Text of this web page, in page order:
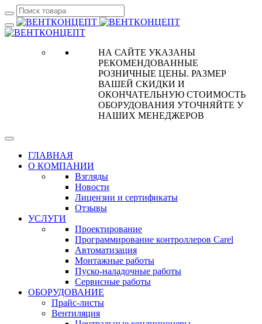
НА САЙТЕ УКАЗАНЫ
РЕКОМЕНДОВАННЫЕ
РОЗНИЧНЫЕ ЦЕНЫ. РАЗМЕР
ВАШЕЙ СКИДКИ И
ОКОНЧАТЕЛЬНУЮ СТОИМОСТЬ
ОБОРУДОВАНИЯ УТОЧНЯЙТЕ У
НАШИХ МЕНЕДЖЕРОВ
ГЛАВНАЯ
О КОМПАНИИ
Взгляды
Новости
Лицензии и сертификаты
Отзывы
УСЛУГИ
Проектирование
Программирование контроллеров Carel
Автоматизация
Монтажные работы
Пуско-наладочные работы
Сервисные работы
ОБОРУДОВАНИЕ
Прайс-листы
Вентиляция